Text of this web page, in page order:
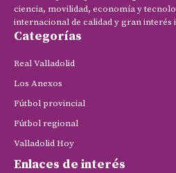
ciencia, movilidad, economía y
internacional de calidad y gran interés
Categorías
Real Valladolid
Los Anexos
Fútbol provincial
Fútbol regional
Valladolid Hoy
Enlaces de interés